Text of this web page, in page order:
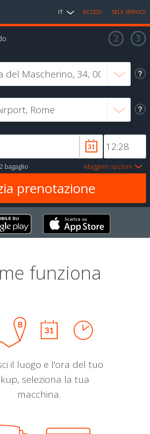
IT ACCEDI SELF SERVICE
2 bagaglio Maggiori opzioni
funziona
il luogo e l'ora del tuo
seleziona la tua
macchina.